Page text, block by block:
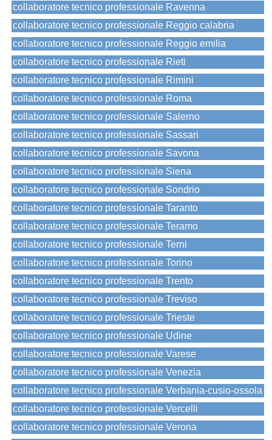
collaboratore tecnico professionale Ravenna
collaboratore tecnico professionale Reggio calabria
collaboratore tecnico professionale Reggio emilia
collaboratore tecnico professionale Rieti
collaboratore tecnico professionale Rimini
collaboratore tecnico professionale Roma
collaboratore tecnico professionale Salerno
collaboratore tecnico professionale Sassari
collaboratore tecnico professionale Savona
collaboratore tecnico professionale Siena
collaboratore tecnico professionale Sondrio
collaboratore tecnico professionale Taranto
collaboratore tecnico professionale Teramo
collaboratore tecnico professionale Terni
collaboratore tecnico professionale Torino
collaboratore tecnico professionale Trento
collaboratore tecnico professionale Treviso
collaboratore tecnico professionale Trieste
collaboratore tecnico professionale Udine
collaboratore tecnico professionale Varese
collaboratore tecnico professionale Venezia
collaboratore tecnico professionale Verbania-cusio-ossola
collaboratore tecnico professionale Vercelli
collaboratore tecnico professionale Verona